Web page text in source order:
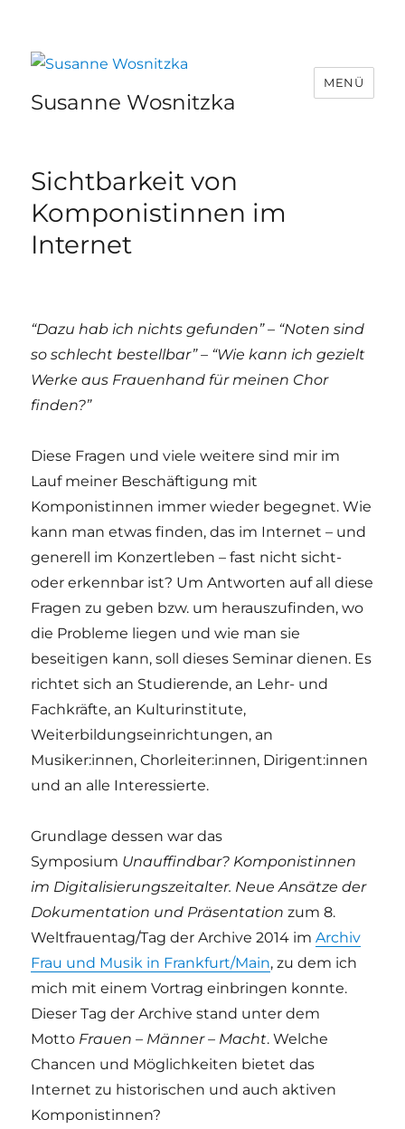
Susanne Wosnitzka
MENÜ
Sichtbarkeit von
Komponistinnen im
Internet
“Dazu hab ich nichts gefunden” – “Noten sind
so schlecht bestellbar” – “Wie kann ich gezielt
Werke aus Frauenhand für meinen Chor
finden?”
Diese Fragen und viele weitere sind mir im
Lauf meiner Beschäftigung mit
Komponistinnen immer wieder begegnet. Wie
kann man etwas finden, das im Internet – und
generell im Konzertleben – fast nicht sicht-
oder erkennbar ist? Um Antworten auf all diese
Fragen zu geben bzw. um herauszufinden, wo
die Probleme liegen und wie man sie
beseitigen kann, soll dieses Seminar dienen. Es
richtet sich an Studierende, an Lehr- und
Fachkräfte, an Kulturinstitute,
Weiterbildungseinrichtungen, an
Musiker:innen, Chorleiter:innen, Dirigent:innen
und an alle Interessierte.
Grundlage dessen war das
Symposium Unauffindbar? Komponistinnen
im Digitalisierungszeitalter. Neue Ansätze der
Dokumentation und Präsentation zum 8.
Weltfrauentag/Tag der Archive 2014 imArchiv
Frau und Musik in Frankfurt/Main, zu dem ich
mich mit einem Vortrag einbringen konnte.
Dieser Tag der Archive stand unter dem
Motto Frauen – Männer – Macht. Welche
Chancen und Möglichkeiten bietet das
Internet zu historischen und auch aktiven
Komponistinnen?